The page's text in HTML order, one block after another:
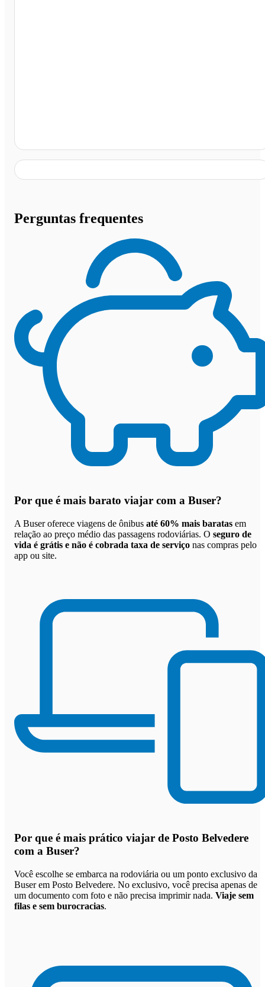
Perguntas frequentes
Por que é mais barato viajar com a Buser?
A Buser oferece viagens de ônibus até 60% mais baratas em
relação ao preço médio das passagens rodoviárias. O seguro de
vida é grátis e não é cobrada taxa de serviço nas compras pelo
app ou site.
Por que é mais prático viajar de Posto Belvedere
com a Buser?
Você escolhe se embarca na rodoviária ou um ponto exclusivo da
Buser em Posto Belvedere. No exclusivo, você precisa apenas de
um documento com foto e não precisa imprimir nada. Viaje sem
filas e sem burocracias.